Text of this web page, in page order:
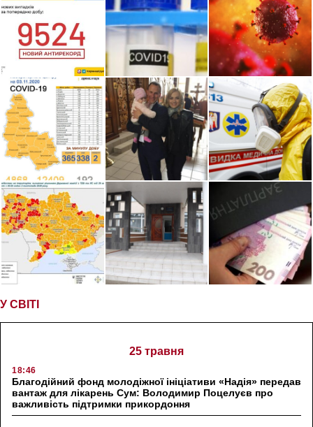
У СВІТІ
25 травня
18:46
Благодійний фонд молодіжної ініціативи «Надія» передав
вантаж для лікарень Сум: Володимир Поцелуєв про
важливість підтримки прикордоння